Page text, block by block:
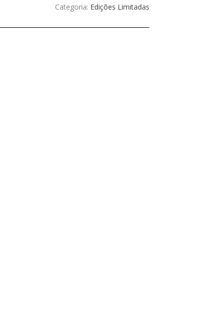
Categoria: Edições Limitadas